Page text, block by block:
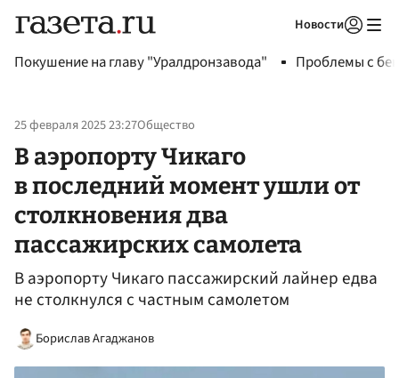
Новости
Покушение на главу "Уралдронзавода" Проблемы с
25 февраля 2025 23:27Общество
В аэропорту Чикаго
в последний момент ушли от
столкновения два
пассажирских самолета
В аэропорту Чикаго пассажирский лайнер едва
не столкнулся с частным самолетом
Борислав Агаджанов